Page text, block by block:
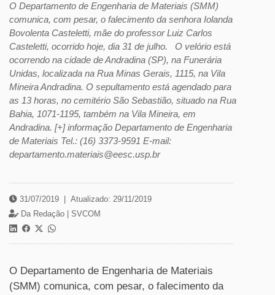
O Departamento de Engenharia de Materiais (SMM)
comunica, com pesar, o falecimento da senhora Iolanda
Bovolenta Casteletti, mãe do professor Luiz Carlos
Casteletti, ocorrido hoje, dia 31 de julho. O velório está
ocorrendo na cidade de Andradina (SP), na Funerária
Unidas, localizada na Rua Minas Gerais, 1115, na Vila
Mineira Andradina. O sepultamento está agendado para
as 13 horas, no cemitério São Sebastião, situado na Rua
Bahia, 1071-1195, também na Vila Mineira, em
Andradina. [+] informação Departamento de Engenharia
de Materiais Tel.: (16) 3373-9591 E-mail:
departamento.materiais@eesc.usp.br
31/07/2019
Atualizado: 29/11/2019
Da Redação | SVCOM
O Departamento de Engenharia de Materiais
(SMM) comunica, com pesar, o falecimento da